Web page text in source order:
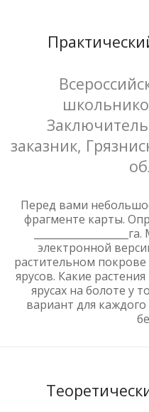
заказник,
Перед вами
фрагменте карты.
электронной
растительном
ярусов. Какие
ярусах на болоте у
вариант для каждого